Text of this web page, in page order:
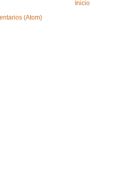
Inicio
(Atom)